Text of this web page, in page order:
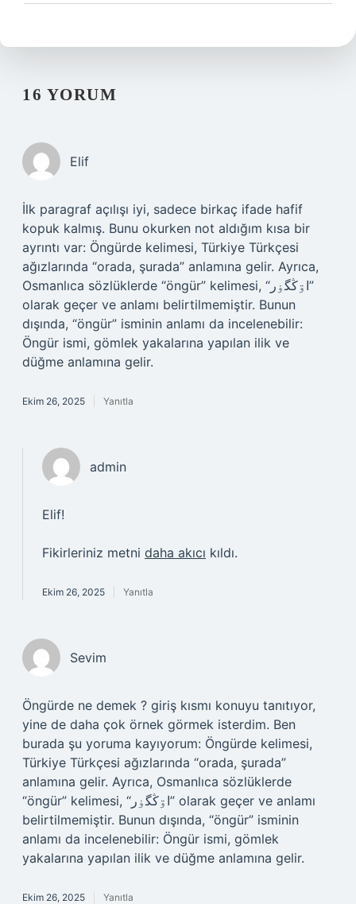
16 YORUM
Elif
İlk paragraf açılışı iyi, sadece birkaç ifade hafif
kopuk kalmış. Bunu okurken not aldığım kısa bir
ayrıntı var: Öngürde kelimesi, Türkiye Türkçesi
ağızlarında “orada, şurada” anlamına gelir. Ayrıca,
Osmanlıca sözlüklerde “öngür” kelimesi, “اۊڭگۏر”
olarak geçer ve anlamı belirtilmemiştir. Bunun
dışında, “öngür” isminin anlamı da incelenebilir:
Öngür ismi, gömlek yakalarına yapılan ilik ve
düğme anlamına gelir.
Ekim 26, 2025 Yanıtla
admin
Elif!
Fikirleriniz metni daha akıcı kıldı.
Ekim 26, 2025 Yanıtla
Sevim
Öngürde ne demek ? giriş kısmı konuyu tanıtıyor,
yine de daha çok örnek görmek isterdim. Ben
burada şu yoruma kayıyorum: Öngürde kelimesi,
Türkiye Türkçesi ağızlarında “orada, şurada”
anlamına gelir. Ayrıca, Osmanlıca sözlüklerde
“öngür” kelimesi, “اۊڭگۏر” olarak geçer ve anlamı
belirtilmemiştir. Bunun dışında, “öngür” isminin
anlamı da incelenebilir: Öngür ismi, gömlek
yakalarına yapılan ilik ve düğme anlamına gelir.
Ekim 26, 2025 Yanıtla